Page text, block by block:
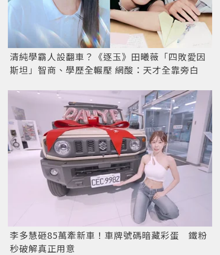
清純學霸人設翻車？《逐玉》田曦薇「四敗愛因
斯坦」智商、學歷全輾壓 網酸：天才全靠旁白
李多慧砸85萬牽新車！車牌號碼暗藏彩蛋 鐵粉
秒破解真正用意